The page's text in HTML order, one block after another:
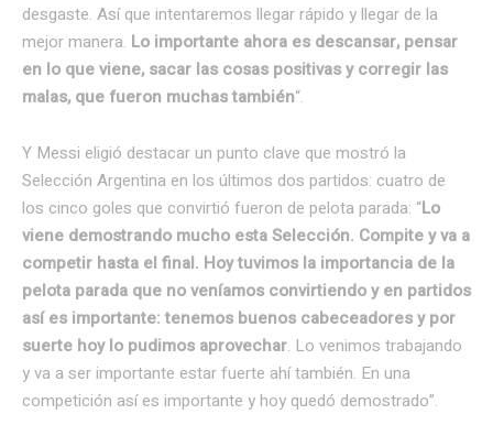
desgaste. Así que intentaremos llegar rápido y llegar de la
mejor manera. Lo importante ahora es descansar, pensar
en lo que viene, sacar las cosas positivas y corregir las
malas, que fueron muchas también“.
Y Messi eligió destacar un punto clave que mostró la
Selección Argentina en los últimos dos partidos: cuatro de
los cinco goles que convirtió fueron de pelota parada: “Lo
viene demostrando mucho esta Selección. Compite y va a
competir hasta el final. Hoy tuvimos la importancia de la
pelota parada que no veníamos convirtiendo y en partidos
así es importante: tenemos buenos cabeceadores y por
suerte hoy lo pudimos aprovechar. Lo venimos trabajando
y va a ser importante estar fuerte ahí también. En una
competición así es importante y hoy quedó demostrado”.